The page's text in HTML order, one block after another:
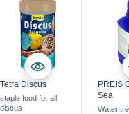
Tetra Discus
staple food for all
discus
PREIS
Sea
Water